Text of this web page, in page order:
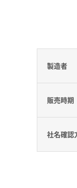
製造者
販売時期
社名確認